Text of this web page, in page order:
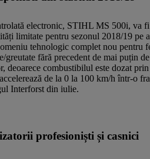
electronic, STIHL MS 500i,
limitate pentru sezonul 2018/19
tehnologic complet nou pentru
fără precedent de mai puțin
deoarece combustibilul este dozat
de la 0 la 100 km/h într-o
Interforst din iulie.
profesioniști și casnici